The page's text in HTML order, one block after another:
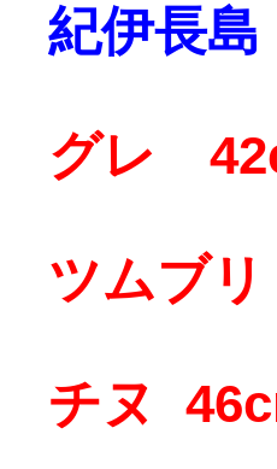
紀伊長
グレ
ツムブ
チヌ